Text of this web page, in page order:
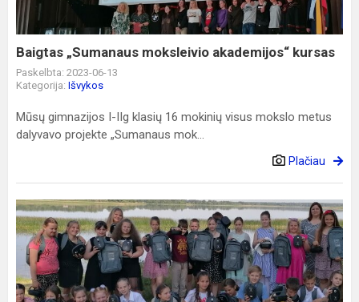
Baigtas „Sumanaus moksleivio akademijos“ kursas
Paskelbta: 2023-06-13
Kategorija: Išvykos
Mūsų gimnazijos I-IIg klasių 16 mokinių visus mokslo metus
dalyvavo projekte „Sumanaus mok...
Plačiau
Pažinkime
akvakultūrą